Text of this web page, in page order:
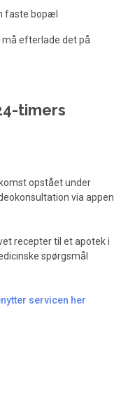
faste bopæl
efterlade det på
timers
opstået under
via appen
recepter til et apotek i
spørgsmål
servicen her